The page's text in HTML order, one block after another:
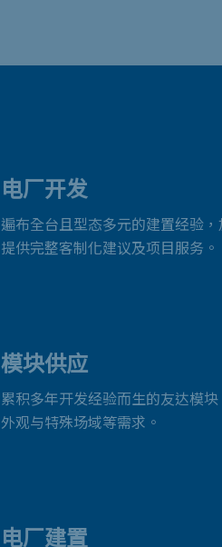
电厂开发
遍布全台且型态多元的建置经验
提供完整客制化建议及项目服务。
模块供应
累积多年开发经验而生的友达模
外观与特殊场域等需求。
电厂建置